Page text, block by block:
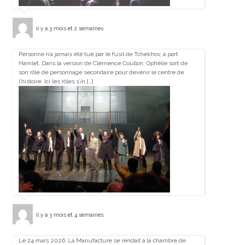
il y a 3 mois et 2 semaines
Personne n’a jamais été tué par le fusil de Tchekhov, à part
Hamlet. Dans la version de Clémence Coullon, Ophélie sort de
son rôle de personnage secondaire pour devenir le centre de
l’histoire. Ici les rôles s’in […]
il y a 3 mois et 4 semaines
Le 24 mars 2026, La Manufacture se rendait à la chambre de